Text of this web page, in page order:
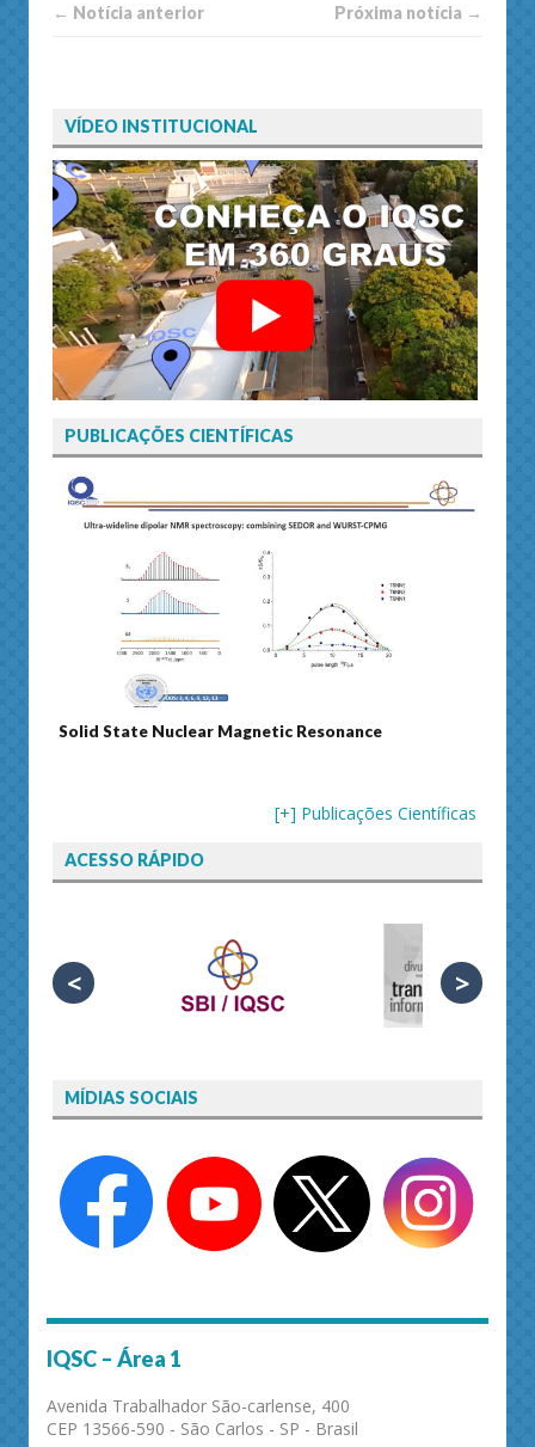
← Notí­cia anterior Próxima notí­­cia →
VÍDEO INSTITUCIONAL
PUBLICAÇÕES CIENTÍFICAS
Solid State Nuclear Magnetic Resonance
[+] Publicações Científicas
ACESSO RÁPIDO
< >
MÍDIAS SOCIAIS
IQSC – Área 1
Avenida Trabalhador São-carlense, 400
CEP 13566-590 - São Carlos - SP - Brasil